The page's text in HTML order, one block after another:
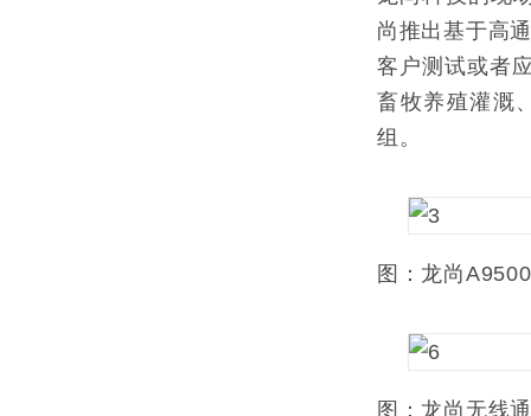
尚推出基于高
客户测试或者
畜牧养殖灌溉
组。
图：龙尚
图：龙尚无线